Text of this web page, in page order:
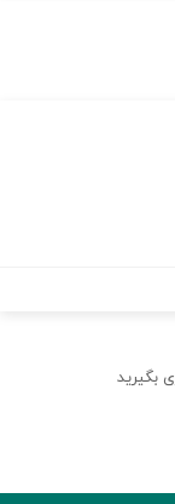
بگیرید